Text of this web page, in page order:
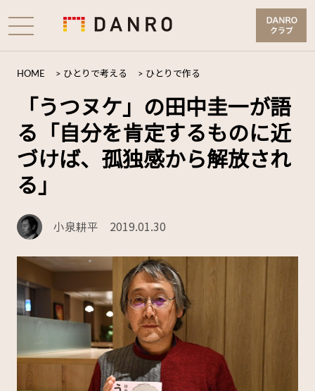
HOME > ひとりで考える > ひとりで作る
「うつヌケ」の田中圭一が語
る「自分を肯定するものに近
づけば、孤独感から解放され
る」
小泉耕平 2019.01.30